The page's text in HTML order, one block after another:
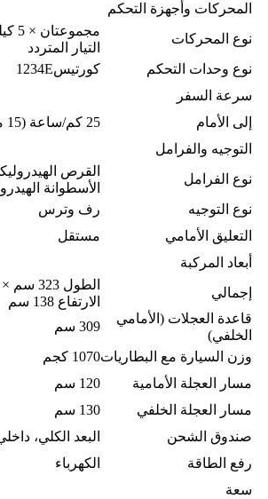
المحركات وأجهزة التحكم
نوع المحركات
التيار المتردد
نوع وحدات التحكم
كورتيس1234E
سرعة السفر
إلى الأمام
25 كم/ساعة (15 ميل في الساعة)
التوجيه والفرامل
نوع الفرامل
القرص
الأسطوانة
نوع التوجيه
رف وترس
التعليق الأمامي
مستقل
أبعاد المركبة
إجمالي
الارتفاع 138 سم
قاعدة العجلات (الأمامي
الخلفي)
309 سم
وزن السيارة مع البطاريات1070 كجم
مسار العجلة الأمامية
120 سم
مسار العجلة الخلفي
130 سم
صندوق الشحن
البعد الكلي،
رفع الطاقة
الكهرباء
سعة